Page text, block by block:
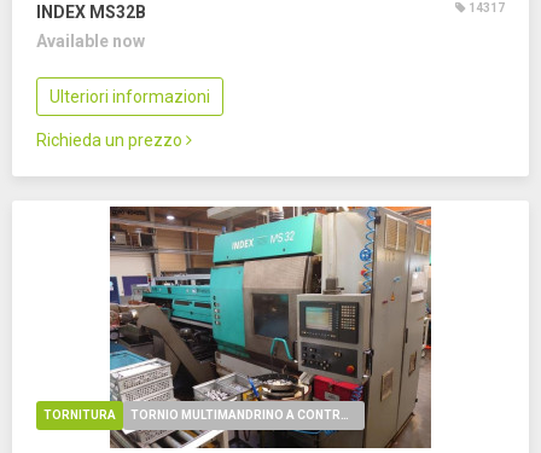
INDEX MS32B 14317
Available now
Ulteriori informazioni
Richieda un prezzo
TORNITURA